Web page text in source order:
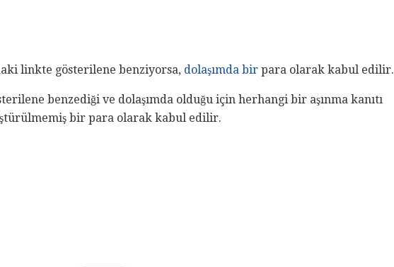
linkte gösterilene benziyorsa, dolaşımda bir para olarak kabul edilir.
benzediği ve dolaşımda olduğu için herhangi bir aşınma kanıtı
bir para olarak kabul edilir.